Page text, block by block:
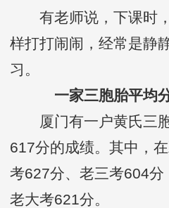
有老师说，下课时，
样打打闹闹，经常是静
习。
一家三胞胎平均
厦门有一户黄氏三胞
617分的成绩。其中，
考627分、老三考604分
老大考621分。